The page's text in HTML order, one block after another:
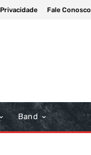
Fale Conosco
Band